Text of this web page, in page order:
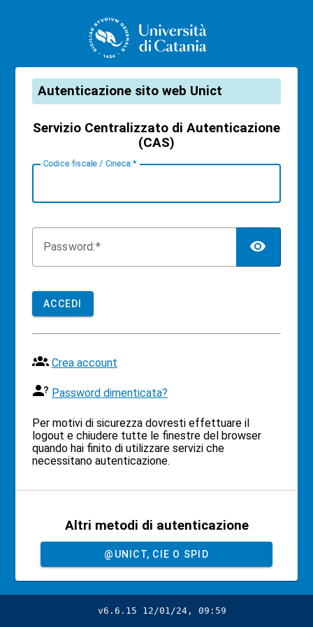
CAS
Autenticazione sito web Unict
Servizio Centralizzato di Autenticazione
(CAS)
Codice fiscale / Cineca:
Password:
ACCEDI
Crea account
Password dimenticata?
Per motivi di sicurezza dovresti effettuare il
logout e chiudere tutte le finestre del browser
quando hai finito di utilizzare servizi che
necessitano autenticazione.
Altri metodi di autenticazione
@UNICT, CIE O SPID
v6.6.15 12/01/24, 09:59